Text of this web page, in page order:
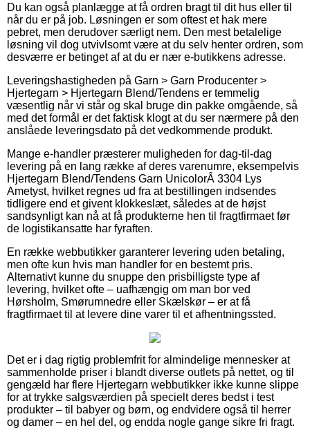
Du kan også planlægge at få ordren bragt til dit hus eller til
når du er på job. Løsningen er som oftest et hak mere
pebret, men derudover særligt nem. Den mest betalelige
løsning vil dog utvivlsomt være at du selv henter ordren, som
desværre er betinget af at du er nær e-butikkens adresse.
Leveringshastigheden på Garn > Garn Producenter >
Hjertegarn > Hjertegarn Blend/Tendens er temmelig
væsentlig når vi står og skal bruge din pakke omgående, så
med det formål er det faktisk klogt at du ser nærmere på den
anslåede leveringsdato på det vedkommende produkt.
Mange e-handler præsterer muligheden for dag-til-dag
levering på en lang række af deres varenumre, eksempelvis
Hjertegarn Blend/Tendens Garn UnicolorÂ 3304 Lys
Ametyst, hvilket regnes ud fra at bestillingen indsendes
tidligere end et givent klokkeslæt, således at de højst
sandsynligt kan nå at få produkterne hen til fragtfirmaet før
de logistikansatte har fyraften.
En række webbutikker garanterer levering uden betaling,
men ofte kun hvis man handler for en bestemt pris.
Alternativt kunne du snuppe den prisbilligste type af
levering, hvilket ofte – uafhængig om man bor ved
Hørsholm, Smørumnedre eller Skælskør – er at få
fragtfirmaet til at levere dine varer til et afhentningssted.
Det er i dag rigtig problemfrit for almindelige mennesker at
sammenholde priser i blandt diverse outlets på nettet, og til
gengæld har flere Hjertegarn webbutikker ikke kunne slippe
for at trykke salgsværdien på specielt deres bedst i test
produkter – til babyer og børn, og endvidere også til herrer
og damer – en hel del, og endda nogle gange sikre fri fragt.